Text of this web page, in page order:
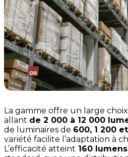
La gamme offre un large
allant de 2 000 à 12 000
de luminaires de 600, 1 200
variété facilite l’adaptation à
L’efficacité atteint 160